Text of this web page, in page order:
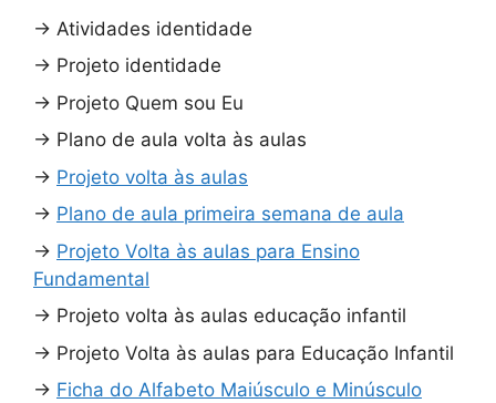
→ Atividades identidade
→ Projeto identidade
→ Projeto Quem sou Eu
→ Plano de aula volta às aulas
→ Projeto volta às aulas
→ Plano de aula primeira semana de aula
→ Projeto Volta às aulas para Ensino
Fundamental
→ Projeto volta às aulas educação infantil
→ Projeto Volta às aulas para Educação Infantil
→ Ficha do Alfabeto Maiúsculo e Minúsculo